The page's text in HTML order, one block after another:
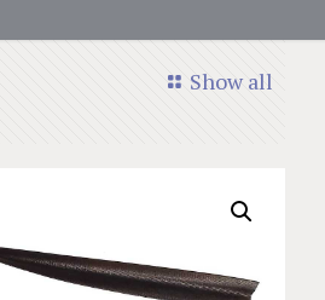
Show all